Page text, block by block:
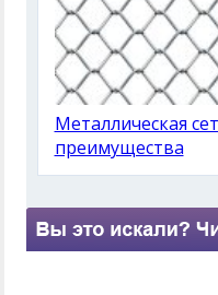
Металлическая
преимущества